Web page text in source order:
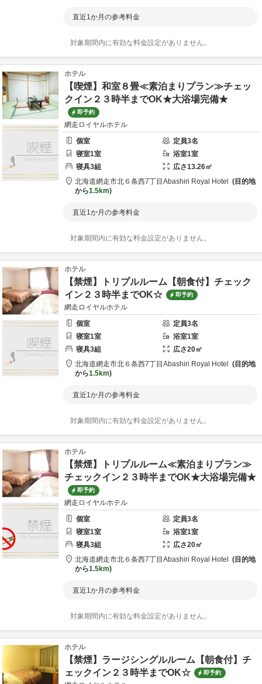
直近1か月の参考料金
対象期間内に有効な料金設定がありません。
ホテル
【喫煙】和室８畳≪素泊まりプラン≫チェッ
クイン２３時半までOK★大浴場完備★
即予約
網走ロイヤルホテル
個室
定員3名
寝室1室 浴室1室
寝具3組 広さ13.26㎡
北海道網走市北６条西7丁目 Abashiri Royal Hotel
目的地
から1.5km
直近1か月の参考料金
対象期間内に有効な料金設定がありません。
ホテル
【禁煙】トリプルルーム【朝食付】チェック
イン２３時半までOK☆
即予約
網走ロイヤルホテル
個室
定員3名
寝室1室 浴室1室
寝具3組 広さ20㎡
北海道網走市北６条西7丁目 Abashiri Royal Hotel
目的地
から1.5km
直近1か月の参考料金
対象期間内に有効な料金設定がありません。
ホテル
【禁煙】トリプルルーム≪素泊まりプラン≫
チェックイン２３時半までOK★大浴場完備★
即予約
網走ロイヤルホテル
個室
定員3名
寝室1室 浴室1室
寝具3組 広さ20㎡
北海道網走市北６条西7丁目 Abashiri Royal Hotel
目的地
から1.5km
直近1か月の参考料金
対象期間内に有効な料金設定がありません。
ホテル
【禁煙】ラージシングルルーム【朝食付】チ
ェックイン２３時半までOK☆
即予約